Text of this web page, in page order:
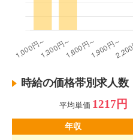
時給の価格帯別求人数
平均単価 1217円
年収